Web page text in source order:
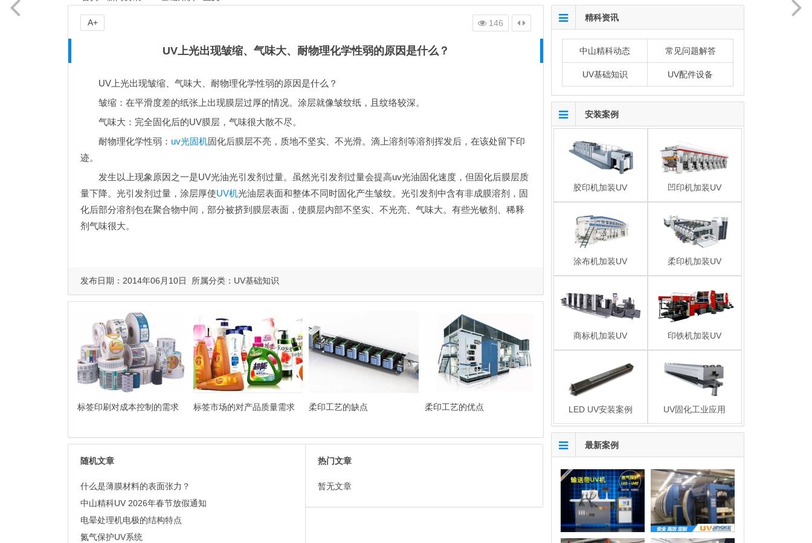
UV上光出现皱缩、气味大、耐物理化学性弱的原因是什么？
UV上光出现皱缩、气味大、耐物理化学性弱的原因是什么？
皱缩：在平滑度差的纸张上出现膜层过厚的情况。涂层就像皱纹纸，且纹络较深。
气味大：完全固化后的UV膜层，气味很大散不尽。
耐物理化学性弱： uv光固机固化后膜层不亮，质地不坚实、不光滑。滴上溶剂等溶剂挥发后，在该处留下印
迹。
发生以上现象原因之一是UV光油光引发剂过量。虽然光引发剂过量会提高uv光油固化速度，但固化后膜层质
量下降。光引发剂过量，涂层厚使UV机光油层表面和整体不同时固化产生皱纹。光引发剂中含有非成膜溶剂，固
化后部分溶剂包在聚合物中间，部分被挤到膜层表面，使膜层内部不坚实、不光亮、气味大。有些光敏剂、稀释
剂气味很大。
146
A+
发布日期：2014年06月10日 所属分类： UV基础知识
标签印刷对成本控制的需求 标签市场的对产品质量需求 柔印工艺的缺点 柔印工艺的优点
随机文章
什么是薄膜材料的表面张力？
中山精科UV 2026年春节放假通知
电晕处理机电极的结构特点
氮气保护UV系统
热门文章
暂无文章
精科资讯
中山精科动态 常见问题解答
UV基础知识 UV配件设备
安装案例
胶印机加装UV 凹印机加装UV
涂布机加装UV 柔印机加装UV
商标机加装UV 印铁机加装UV
LED UV安装案例 UV固化工业应用
最新案例